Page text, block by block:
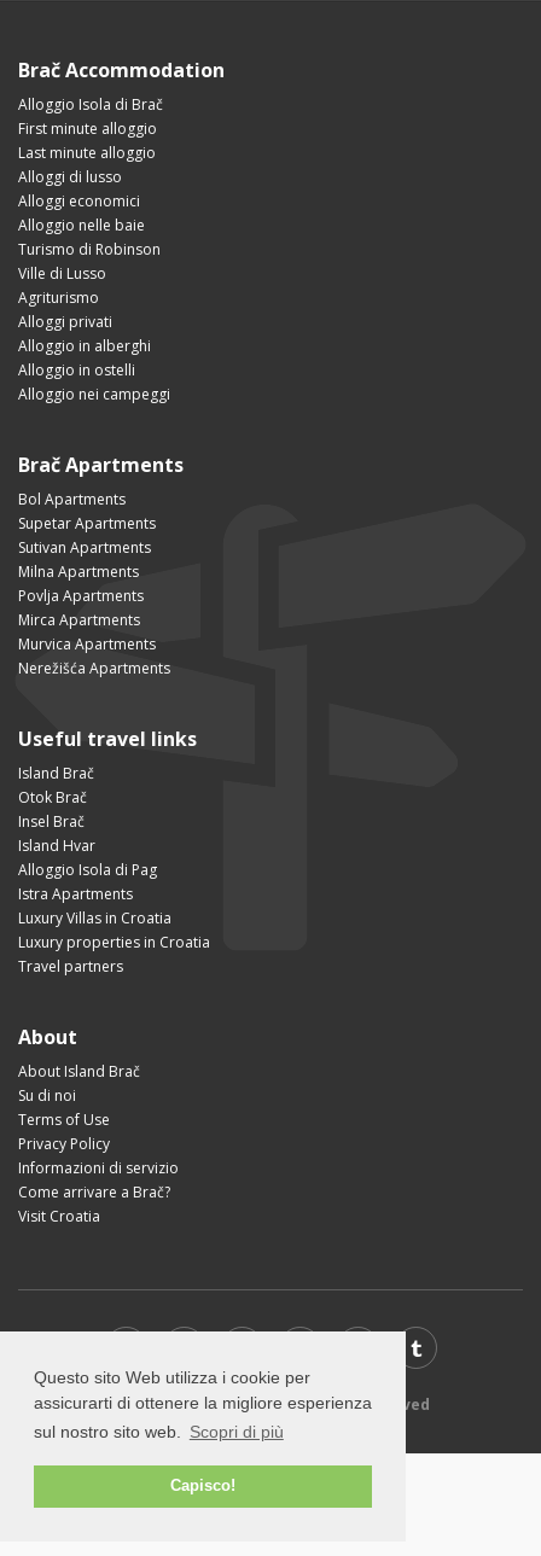
Questo sito Web utilizza i cookie per
assicurarti di ottenere la migliore esperienza
sul nostro sito web.
Scopri di più
Capisco!
Brač Accommodation
Alloggio Isola di Brač
First minute alloggio
Last minute alloggio
Alloggi di lusso
Alloggi economici
Alloggio nelle baie
Turismo di Robinson
Ville di Lusso
Agriturismo
Alloggi privati
Alloggio in alberghi
Alloggio in ostelli
Alloggio nei campeggi
Brač Apartments
Bol Apartments
Supetar Apartments
Sutivan Apartments
Milna Apartments
Povlja Apartments
Mirca Apartments
Murvica Apartments
Nerežišća Apartments
Useful travel links
Island Brač
Otok Brač
Insel Brač
Island Hvar
Alloggio Isola di Pag
Istra Apartments
Luxury Villas in Croatia
Luxury properties in Croatia
Travel partners
About
About Island Brač
Su di noi
Terms of Use
Privacy Policy
Informazioni di servizio
Come arrivare a Brač?
Visit Croatia
© 2026 VisitBrac.com - All rights reserved